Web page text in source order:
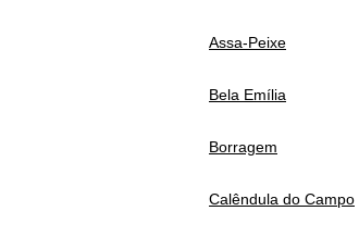
Assa-Peixe
Bela Emília
Borragem
Calêndula do Campo